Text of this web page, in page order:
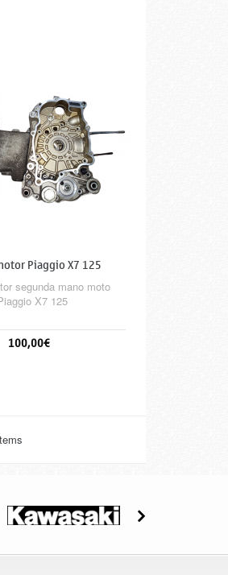
Piaggio X7 125
segunda mano moto
X7 125
100,00€